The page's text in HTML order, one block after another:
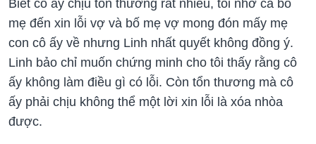
Biết cô ấy chịu tổn thương rất nhiều, tôi nhờ cả bố
mẹ đến xin lỗi vợ và bố mẹ vợ mong đón mấy mẹ
con cô ấy về nhưng Linh nhất quyết không đồng ý.
Linh bảo chỉ muốn chứng minh cho tôi thấy rằng cô
ấy không làm điều gì có lỗi. Còn tổn thương mà cô
ấy phải chịu không thể một lời xin lỗi là xóa nhòa
được.